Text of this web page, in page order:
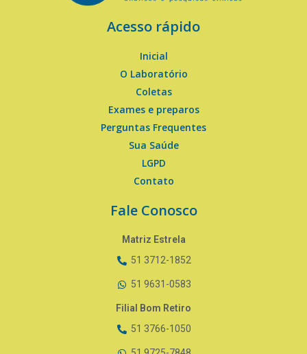
Acesso rápido
Inicial
O Laboratório
Coletas
Exames e preparos
Perguntas Frequentes
Sua Saúde
LGPD
Contato
Fale Conosco
Matriz Estrela
51 3712-1852
51 9631-0583
Filial Bom Retiro
51 3766-1050